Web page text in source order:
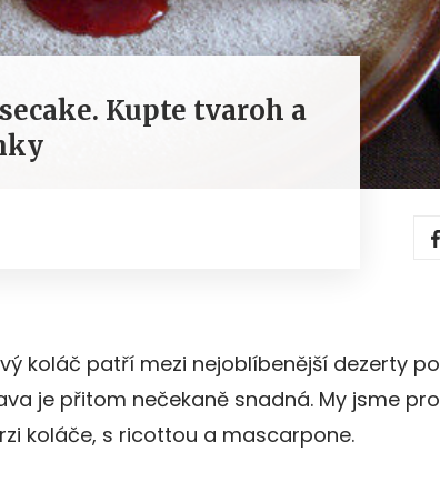
Kupte tvaroh a
koláč patří mezi nejoblíbenější dezerty po
je přitom nečekaně snadná. My jsme pro
koláče, s ricottou a mascarpone.